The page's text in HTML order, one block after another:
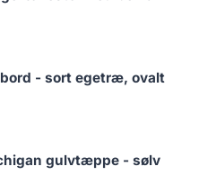
- sort egetræ, ovalt
gulvtæppe - sølv